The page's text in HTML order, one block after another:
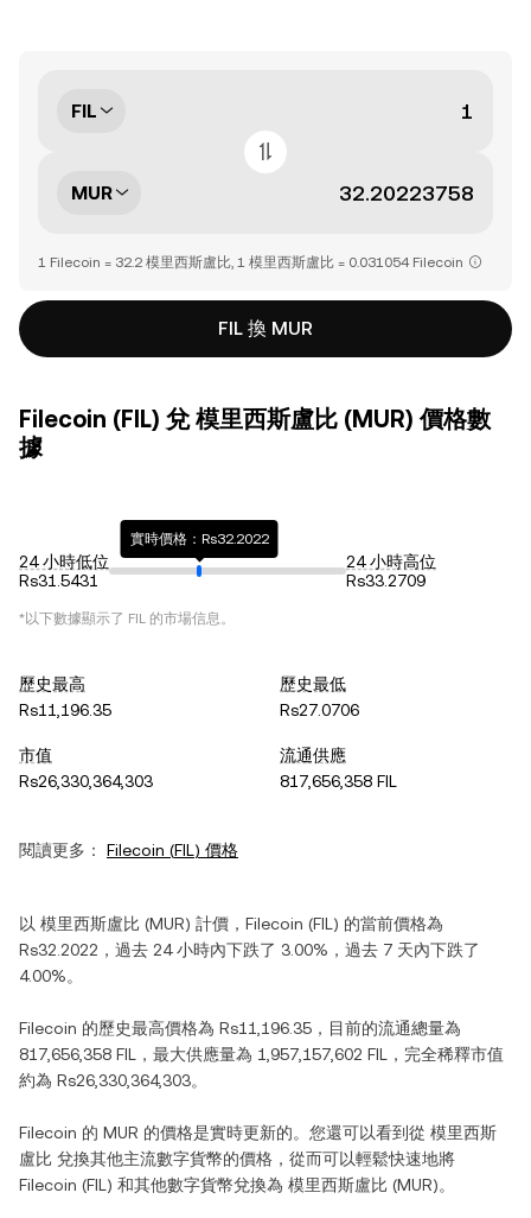
FIL
MUR
1 Filecoin = 32.2 模里西斯盧比, 1 模里西斯盧比 = 0.031054 Filecoin
FIL 換 MUR
Filecoin (FIL) 兌 模里西斯盧比 (MUR) 價格數
據
24 小時低位
Rs31.5431
實時價格：Rs32.2022
24 小時高位
Rs33.2709
*以下數據顯示了 FIL 的市場信息。
歷史最高
Rs11,196.35
歷史最低
Rs27.0706
市值
Rs26,330,364,303
流通供應
817,656,358 FIL
閱讀更多： Filecoin (FIL) 價格
以 模里西斯盧比 (MUR) 計價， Filecoin (FIL ) 的當前價格為
Rs32.2022 ，過去 24 小時內下跌了 3.00% ，過去 7 天內下跌了
4.00%。
Filecoin 的歷史最高價格為 Rs11,196.35 ，目前的流通總量為
817,656,358 FIL
，最大供應量為 1,957,157,602 FIL
，完全稀釋市值
約為 Rs26,330,364,303。
Filecoin 的 MUR 的價格是實時更新的。您還可以看到從 模里西斯
盧比 兌換其他主流數字貨幣的價格，從而可以輕鬆快速地將
Filecoin (FIL ) 和其他數字貨幣兌換為 模里西斯盧比 (MUR)。